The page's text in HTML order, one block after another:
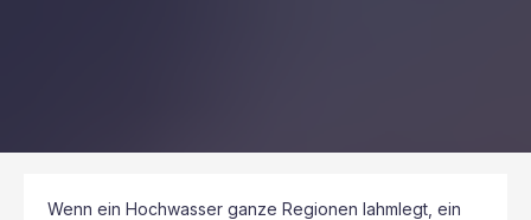
Wenn ein Hochwasser ganze Regionen lahmlegt, ein